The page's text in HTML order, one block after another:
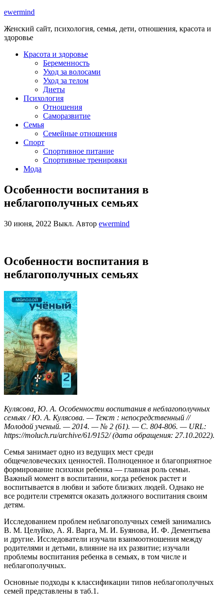
ewermind
Женский сайт, психология, семья, дети, отношения, красота и
здоровье
Красота и здоровье
Беременность
Уход за волосами
Уход за телом
Диеты
Психология
Отношения
Саморазвитие
Семья
Семейные отношения
Спорт
Спортивное питание
Спортивные тренировки
Мода
Особенности воспитания в
неблагополучных семьях
30 июня, 2022 Выкл. Автор ewermind
Особенности воспитания в
неблагополучных семьях
Кулясова, Ю. А. Особенности воспитания в неблагополучных
семьях / Ю. А. Кулясова. — Текст : непосредственный //
Молодой ученый. — 2014. — № 2 (61). — С. 804-806. — URL:
https://moluch.ru/archive/61/9152/ (дата обращения: 27.10.2022).
Семья занимает одно из ведущих мест среди
общечеловеческих ценностей. Полноценное и благоприятное
формирование психики ребенка — главная роль семьи.
Важный момент в воспитании, когда ребенок растет и
воспитывается в любви и заботе близких людей. Однако не
все родители стремятся оказать должного воспитания своим
детям.
Исследованием проблем неблагополучных семей занимались
В. М. Целуйко, А. Я. Варга, М. И. Буянова, И. Ф. Дементьева
и другие. Исследователи изучали взаимоотношения между
родителями и детьми, влияние на их развитие; изучали
проблемы воспитания ребенка в семьях, в том числе и
неблагополучных.
Основные подходы к классификации типов неблагополучных
семей представлены в таб.1.